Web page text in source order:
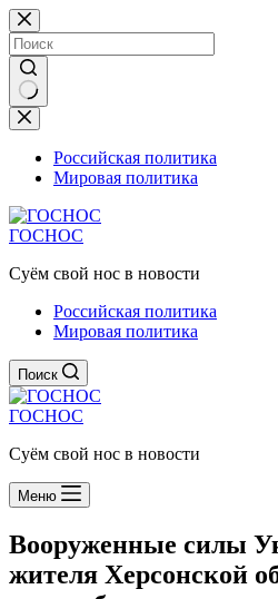
Перейти
к
сути
Ничего
не
найденоРоссийская политика
Мировая политика
ГОСНОС
Суём свой нос в новости
Российская политика
Мировая политика
Поиск
ГОСНОС
Суём свой нос в новости
Меню
Вооруженные силы
жителя Херсонской